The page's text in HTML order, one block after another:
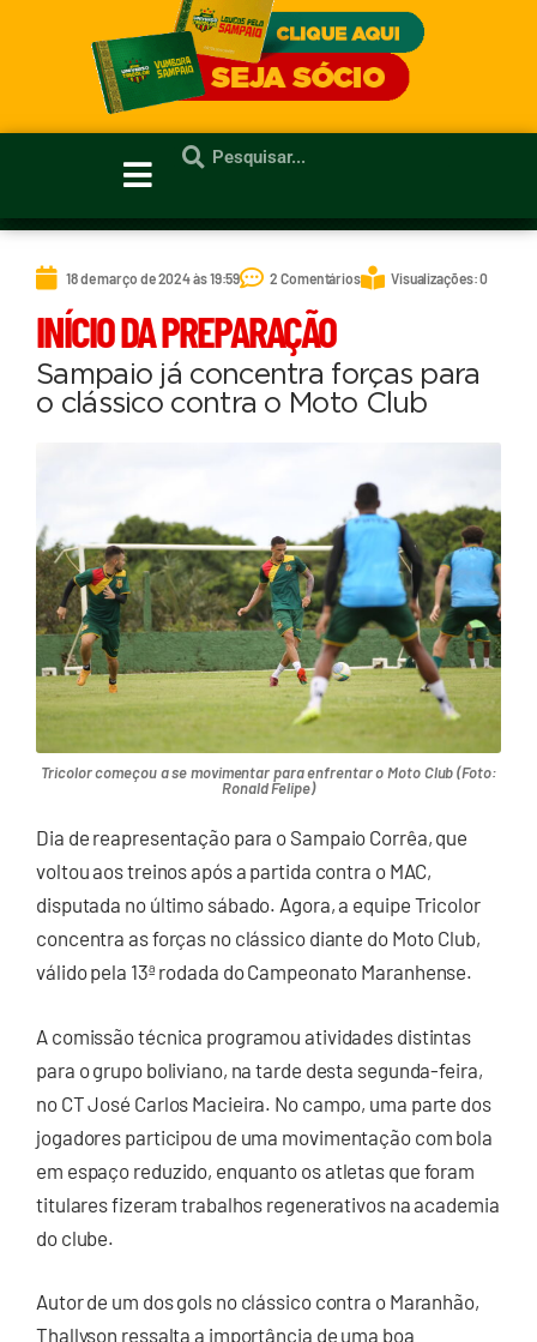
18 de março de 2024 às 19:59 2 Comentários Visualizações: 0
INÍCIO DA PREPARAÇÃO
Sampaio já concentra forças para
o clássico contra o Moto Club
Tricolor começou a se movimentar para enfrentar o Moto Club (Foto:
Ronald Felipe)
Dia de reapresentação para o Sampaio Corrêa, que
voltou aos treinos após a partida contra o MAC,
disputada no último sábado. Agora, a equipe Tricolor
concentra as forças no clássico diante do Moto Club,
válido pela 13ª rodada do Campeonato Maranhense.
A comissão técnica programou atividades distintas
para o grupo boliviano, na tarde desta segunda-feira,
no CT José Carlos Macieira. No campo, uma parte dos
jogadores participou de uma movimentação com bola
em espaço reduzido, enquanto os atletas que foram
titulares fizeram trabalhos regenerativos na academia
do clube.
Autor de um dos gols no clássico contra o Maranhão,
Thallyson ressalta a importância de uma boa